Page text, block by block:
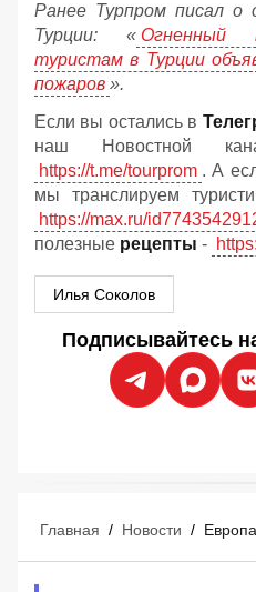
Ранее Турпром писал о
Турции: « Огненный
туристам в Турции
пожаров ».
Если вы остались в
наш Новостной
https://t.me/tourprom . А
мы транслируем
https://max.ru/
полезные рецепты -
Илья Соколов
Подписывайтесь
Главная / Новости /